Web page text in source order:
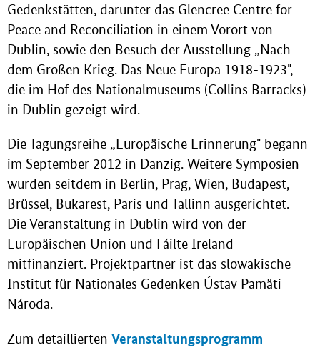
Gedenkstätten, darunter das Glencree Centre for
Peace and Reconciliation in einem Vorort von
Dublin, sowie den Besuch der Ausstellung „Nach
dem Großen Krieg. Das Neue Europa 1918-1923",
die im Hof des Nationalmuseums (Collins Barracks)
in Dublin gezeigt wird.
Die Tagungsreihe „Europäische Erinnerung" begann
im September 2012 in Danzig. Weitere Symposien
wurden seitdem in Berlin, Prag, Wien, Budapest,
Brüssel, Bukarest, Paris und Tallinn ausgerichtet.
Die Veranstaltung in Dublin wird von der
Europäischen Union und Fáilte Ireland
mitfinanziert. Projektpartner ist das slowakische
Institut für Nationales Gedenken Ústav Pamäti
Národa.
Zum detaillierten Veranstaltungsprogramm